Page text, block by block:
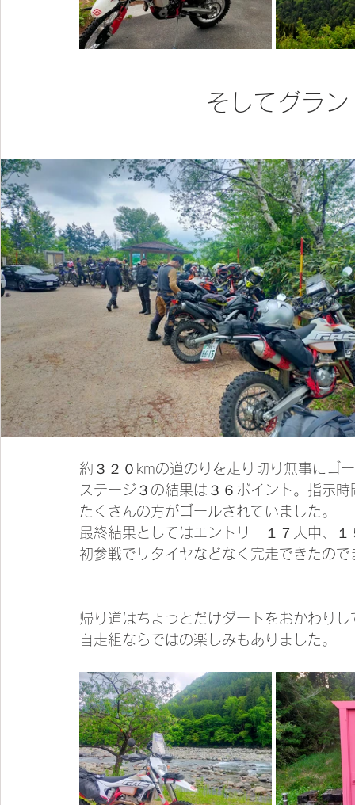
そしてグラ
約３２０kmの道のりを走り切り無事にゴ
ステージ３の結果は３６ポイント。指示
たくさんの方がゴールされていました。
最終結果としてはエントリー１７人中、１
初参戦でリタイヤなどなく完走できたの
帰り道はちょっとだけダートをおかわり
自走組ならではの楽しみもありました。